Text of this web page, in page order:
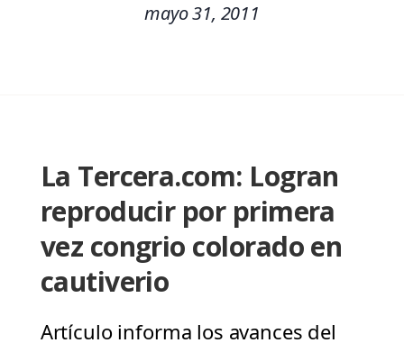
mayo 31, 2011
La Tercera.com: Logran
reproducir por primera
vez congrio colorado en
cautiverio
Artículo informa los avances del